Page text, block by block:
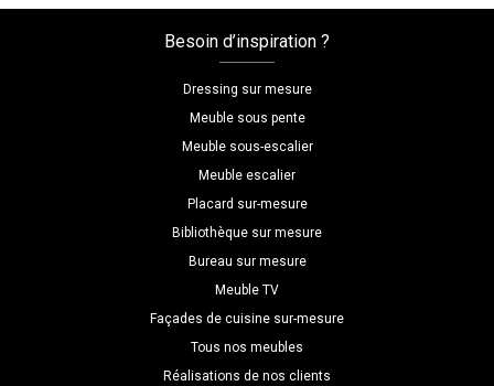
Besoin d’inspiration ?
Dressing sur mesure
Meuble sous pente
Meuble sous-escalier
Meuble escalier
Placard sur-mesure
Bibliothèque sur mesure
Bureau sur mesure
Meuble TV
Façades de cuisine sur-mesure
Tous nos meubles
Réalisations de nos clients